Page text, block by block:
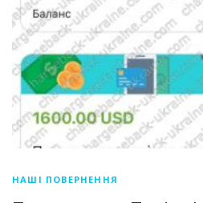
НАШІ ПОВЕРНЕННЯ